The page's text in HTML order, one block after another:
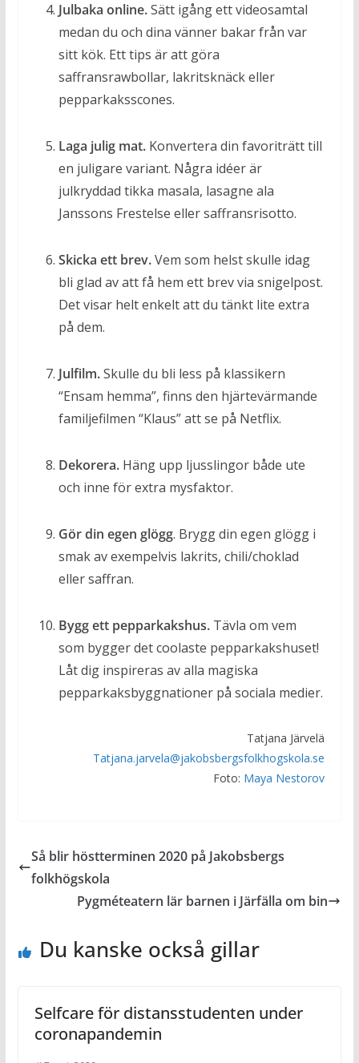
Julbaka online.Sätt igång ett videosamtal
medan du och dina vänner bakar från var
sitt kök. Ett tips är att göra
saffransrawbollar, lakritsknäck eller
pepparkaksscones.
Laga julig mat. Konvertera din favoriträtt till
en juligare variant. Några idéer är
julkryddad tikka masala, lasagne ala
Janssons Frestelse eller saffransrisotto.
Skicka ett brev.Vem som helst skulle idag
bli glad av att få hem ett brev via snigelpost.
Det visar helt enkelt att du tänkt lite extra
på dem.
Julfilm.Skulle du bli less på klassikern
“Ensam hemma”, finns den hjärtevärmande
familjefilmen “Klaus” att se på Netflix.
Dekorera. Häng upp ljusslingor både ute
och inne för extra mysfaktor.
Gör din egen glögg. Brygg din egen glögg i
smak av exempelvis lakrits, chili/choklad
eller saffran.
Bygg ett pepparkakshus. Tävla om vem
som bygger det coolaste pepparkakshuset!
Låt dig inspireras av alla magiska
pepparkaksbyggnationer på sociala medier.
Tatjana Järvelä
Tatjana.jarvela@jakobsbergsfolkhogskola.se
Foto: Maya Nestorov
Så blir höstterminen 2020 på Jakobsbergs
folkhögskola
Pygméteatern lär barnen i Järfälla om bin
Du kanske också gillar
Selfcare för distansstudenten under
coronapandemin